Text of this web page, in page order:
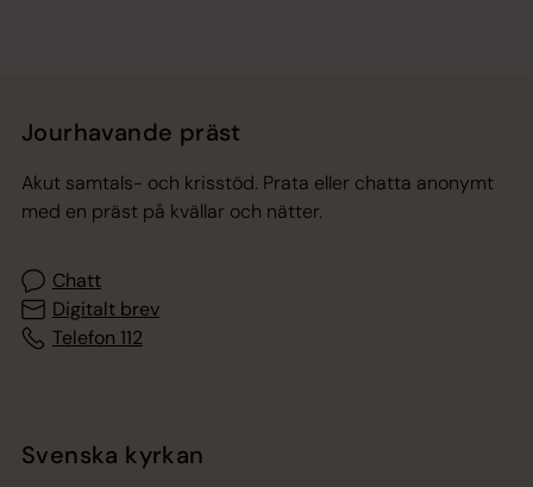
Jourhavande präst
Akut samtals- och krisstöd. Prata eller chatta anonymt
med en präst på kvällar och nätter.
Chatt
Digitalt brev
Telefon 112
Svenska kyrkan